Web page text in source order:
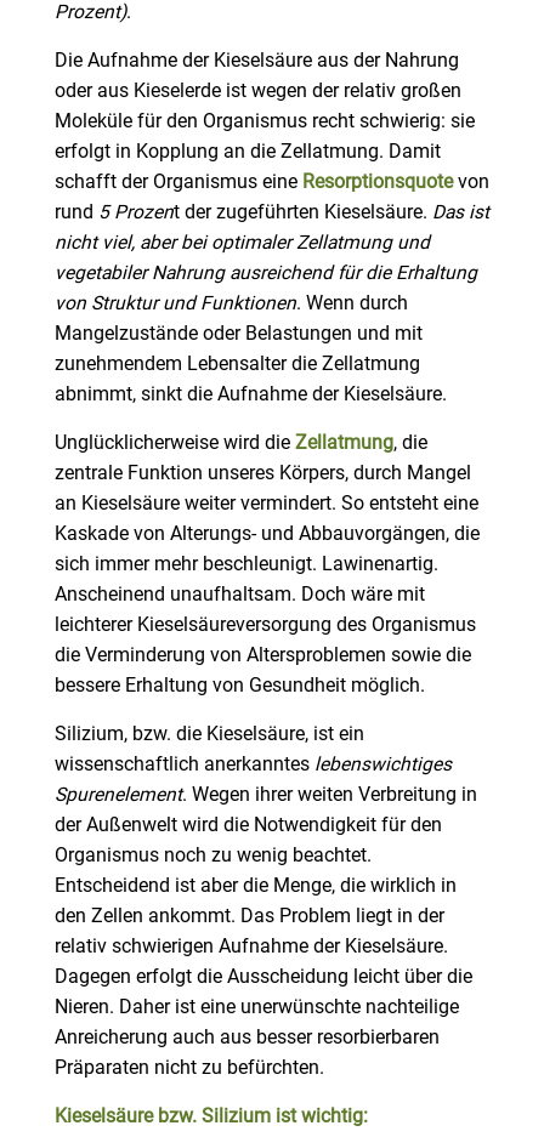
Prozent).
Die Aufnahme der Kieselsäure aus der Nahrung
oder aus Kieselerde ist wegen der relativ großen
Moleküle für den Organismus recht schwierig: sie
erfolgt in Kopplung an die Zellatmung. Damit
schafft der Organismus eine Resorptionsquotevon
rund 5 Prozent der zugeführten Kieselsäure. Das ist
nicht viel, aber bei optimaler Zellatmung und
vegetabiler Nahrung ausreichend für die Erhaltung
von Struktur und Funktionen. Wenn durch
Mangelzustände oder Belastungen und mit
zunehmendem Lebensalter die Zellatmung
abnimmt, sinkt die Aufnahme der Kieselsäure.
Unglücklicherweise wird die Zellatmung, die
zentrale Funktion unseres Körpers, durch Mangel
an Kieselsäure weiter vermindert. So entsteht eine
Kaskade von Alterungs- und Abbauvorgängen, die
sich immer mehr beschleunigt. Lawinenartig.
Anscheinend unaufhaltsam. Doch wäre mit
leichterer Kieselsäureversorgung des Organismus
die Verminderung von Altersproblemen sowie die
bessere Erhaltung von Gesundheit möglich.
Silizium, bzw. die Kieselsäure, ist ein
wissenschaftlich anerkanntes lebenswichtiges
Spurenelement. Wegen ihrer weiten Verbreitung in
der Außenwelt wird die Notwendigkeit für den
Organismus noch zu wenig beachtet.
Entscheidend ist aber die Menge, die wirklich in
den Zellen ankommt. Das Problem liegt in der
relativ schwierigen Aufnahme der Kieselsäure.
Dagegen erfolgt die Ausscheidung leicht über die
Nieren. Daher ist eine unerwünschte nachteilige
Anreicherung auch aus besser resorbierbaren
Präparaten nicht zu befürchten.
Kieselsäure bzw. Silizium ist wichtig: